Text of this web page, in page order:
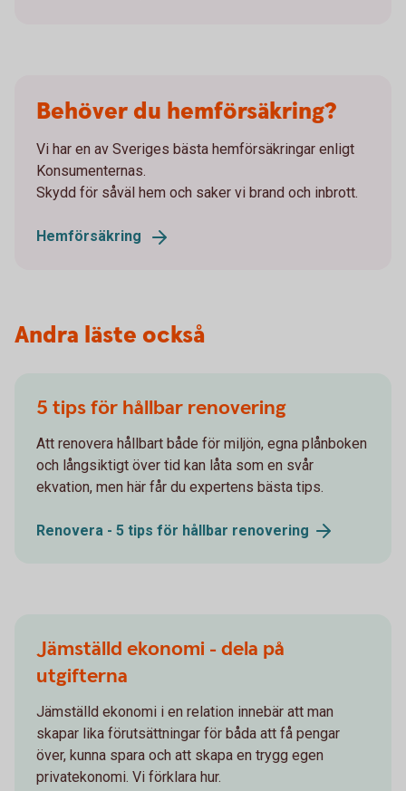
Behöver du hemförsäkring?
Vi har en av Sveriges bästa hemförsäkringar enligt
Konsumenternas.
Skydd för såväl hem och saker vi brand och inbrott.
Hemförsäkring
Andra läste också
5 tips för hållbar renovering
Att renovera hållbart både för miljön, egna plånboken
och långsiktigt över tid kan låta som en svår
ekvation, men här får du expertens bästa tips.
Renovera - 5 tips för hållbar renovering
Jämställd ekonomi - dela på
utgifterna
Jämställd ekonomi i en relation innebär att man
skapar lika förutsättningar för båda att få pengar
över, kunna spara och att skapa en trygg egen
privatekonomi. Vi förklara hur.